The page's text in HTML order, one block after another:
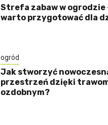
Strefa zabaw w ogrodzie
warto przygotować dla
ogród
Jak stworzyć
przestrzeń dzięki
ozdobnym?